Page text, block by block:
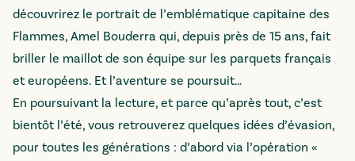
découvrirez le portrait de l’emblématique capitaine des
Flammes, Amel Bouderra qui, depuis près de 15 ans, fait
briller le maillot de son équipe sur les parquets français
et européens. Et l’aventure se poursuit…
En poursuivant la lecture, et parce qu’après tout, c’est
bientôt l’été, vous retrouverez quelques idées d’évasion,
pour toutes les générations : d’abord via l’opération «